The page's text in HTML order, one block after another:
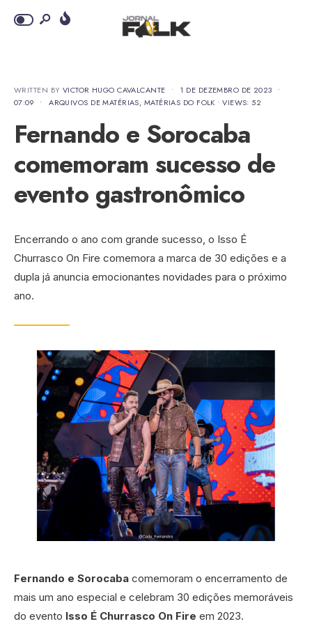
WRITTEN BY VICTOR HUGO CAVALCANTE • 1 DE DEZEMBRO DE 2023
•
07:09
• ARQUIVOS DE MATÉRIAS, MATÉRIAS DO FOLK •VIEWS: 52
Fernando e Sorocaba
comemoram sucesso de
evento gastronômico
Encerrando o ano com grande sucesso, o Isso É
Churrasco On Fire comemora a marca de 30 edições e a
dupla já anuncia emocionantes novidades para o próximo
ano.
Fernando e Sorocaba comemoram o encerramento de
mais um ano especial e celebram 30 edições memoráveis
do evento Isso É Churrasco On Fire em 2023.